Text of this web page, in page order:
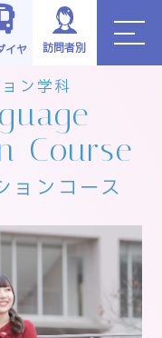
イヤ 訪問者別
コミュニケーションコース
ン学科
Course
ョンコース